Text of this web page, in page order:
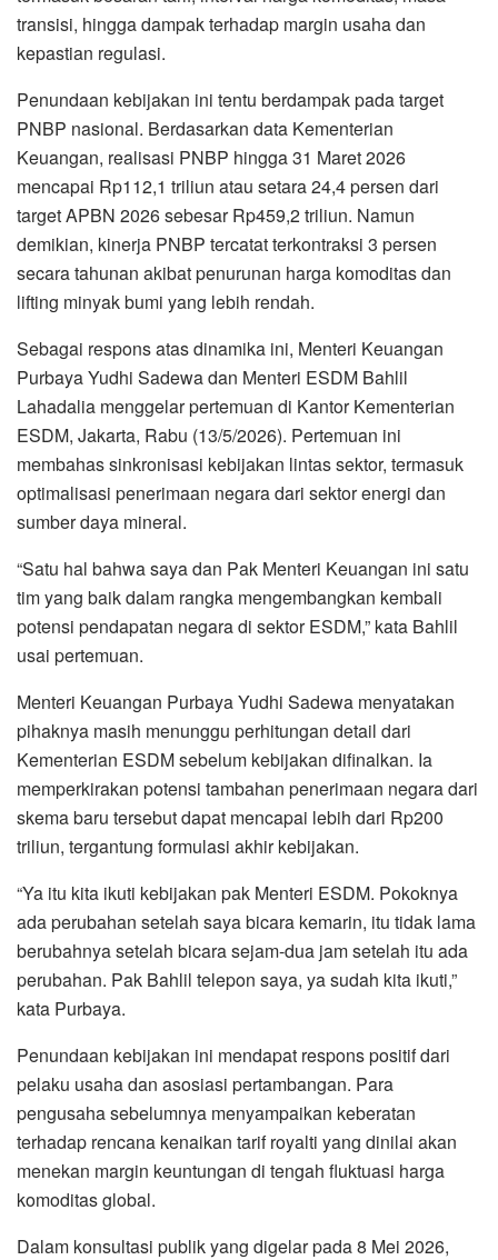
transisi, hingga dampak terhadap margin usaha dan
kepastian regulasi.
Penundaan kebijakan ini tentu berdampak pada target
PNBP nasional. Berdasarkan data Kementerian
Keuangan, realisasi PNBP hingga 31 Maret 2026
mencapai Rp112,1 triliun atau setara 24,4 persen dari
target APBN 2026 sebesar Rp459,2 triliun. Namun
demikian, kinerja PNBP tercatat terkontraksi 3 persen
secara tahunan akibat penurunan harga komoditas dan
lifting minyak bumi yang lebih rendah.
Sebagai respons atas dinamika ini, Menteri Keuangan
Purbaya Yudhi Sadewa dan Menteri ESDM Bahlil
Lahadalia menggelar pertemuan di Kantor Kementerian
ESDM, Jakarta, Rabu (13/5/2026). Pertemuan ini
membahas sinkronisasi kebijakan lintas sektor, termasuk
optimalisasi penerimaan negara dari sektor energi dan
sumber daya mineral.
“Satu hal bahwa saya dan Pak Menteri Keuangan ini satu
tim yang baik dalam rangka mengembangkan kembali
potensi pendapatan negara di sektor ESDM,” kata Bahlil
usai pertemuan.
Menteri Keuangan Purbaya Yudhi Sadewa menyatakan
pihaknya masih menunggu perhitungan detail dari
Kementerian ESDM sebelum kebijakan difinalkan. Ia
memperkirakan potensi tambahan penerimaan negara dari
skema baru tersebut dapat mencapai lebih dari Rp200
triliun, tergantung formulasi akhir kebijakan.
“Ya itu kita ikuti kebijakan pak Menteri ESDM. Pokoknya
ada perubahan setelah saya bicara kemarin, itu tidak lama
berubahnya setelah bicara sejam-dua jam setelah itu ada
perubahan. Pak Bahlil telepon saya, ya sudah kita ikuti,”
kata Purbaya.
Penundaan kebijakan ini mendapat respons positif dari
pelaku usaha dan asosiasi pertambangan. Para
pengusaha sebelumnya menyampaikan keberatan
terhadap rencana kenaikan tarif royalti yang dinilai akan
menekan margin keuntungan di tengah fluktuasi harga
komoditas global.
Dalam konsultasi publik yang digelar pada 8 Mei 2026,